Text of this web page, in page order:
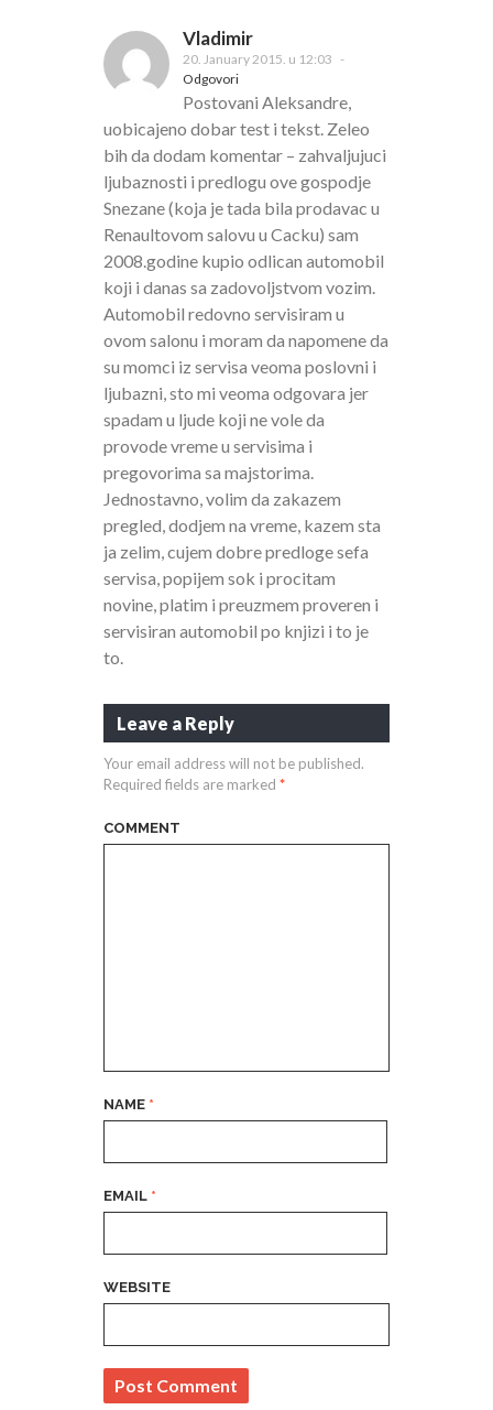
Vladimir
20. January 2015. u 12:03 -
Odgovori
Postovani Aleksandre,
uobicajeno dobar test i tekst. Zeleo
bih da dodam komentar – zahvaljujuci
ljubaznosti i predlogu ove gospodje
Snezane (koja je tada bila prodavac u
Renaultovom salovu u Cacku) sam
2008.godine kupio odlican automobil
koji i danas sa zadovoljstvom vozim.
Automobil redovno servisiram u
ovom salonu i moram da napomene da
su momci iz servisa veoma poslovni i
ljubazni, sto mi veoma odgovara jer
spadam u ljude koji ne vole da
provode vreme u servisima i
pregovorima sa majstorima.
Jednostavno, volim da zakazem
pregled, dodjem na vreme, kazem sta
ja zelim, cujem dobre predloge sefa
servisa, popijem sok i procitam
novine, platim i preuzmem proveren i
servisiran automobil po knjizi i to je
to.
Leave a Reply
Your email address will not be published.
Required fields are marked *
COMMENT
NAME *
EMAIL *
WEBSITE